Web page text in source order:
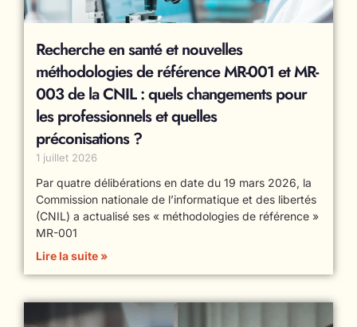
Recherche en santé et nouvelles
méthodologies de référence MR-001 et MR-
003 de la CNIL : quels changements pour
les professionnels et quelles
préconisations ?
1 juillet 2026
Par quatre délibérations en date du 19 mars 2026, la
Commission nationale de l’informatique et des libertés
(CNIL) a actualisé ses « méthodologies de référence »
MR-001
Lire la suite »